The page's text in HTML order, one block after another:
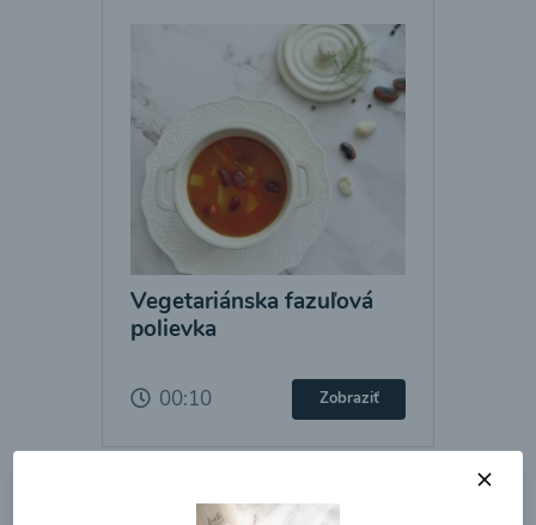
Vegetariánska fazuľová
polievka
00:10 Zobraziť